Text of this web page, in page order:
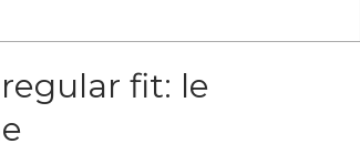
fit: le